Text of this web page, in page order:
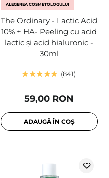
ALEGEREA COSMETOLOGULUI
The Ordinary - Lactic Acid
10% + HA- Peeling cu acid
lactic și acid hialuronic -
30ml
841
59,00 RON
ADAUGĂ ÎN COȘ